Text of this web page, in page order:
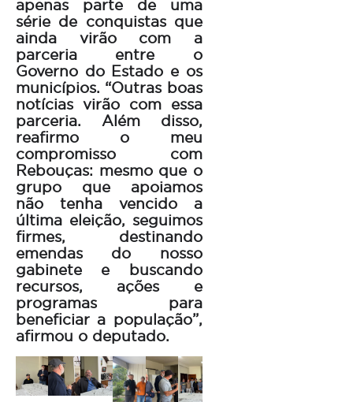
apenas parte de uma
série de conquistas que
ainda virão com a
parceria entre o
Governo do Estado e os
municípios. “Outras boas
notícias virão com essa
parceria. Além disso,
reafirmo o meu
compromisso com
Rebouças: mesmo que o
grupo que apoiamos
não tenha vencido a
última eleição, seguimos
firmes, destinando
emendas do nosso
gabinete e buscando
recursos, ações e
programas para
beneficiar a população”,
afirmou o deputado.